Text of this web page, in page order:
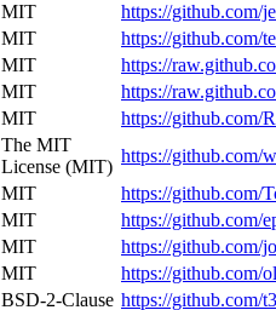
MIT
https://github.com/
MIT
https://github.com/
MIT
https://
MIT
https://
MIT
https://github.com/
The MIT
License (MIT)
https://github.com/
MIT
https://github.com/
MIT
https://github.com/
MIT
https://github.com/
MIT
https://github.com/
BSD-2-Clause https://github.com/